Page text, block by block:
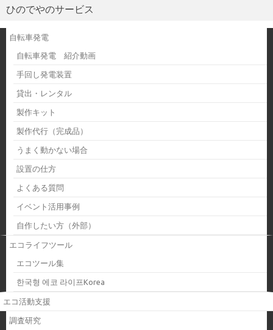
ひのでやのサービス
自転車発電
自転車発電 紹介動画
手回し発電装置
貸出・レンタル
製作キット
製作代行（完成品）
うまく動かない場合
設置の仕方
よくある質問
イベント活用事例
自作したい方（外部）
エコライフツール
エコツール集
한국형 에코 라이프Korea
エコ活動支援
調査研究